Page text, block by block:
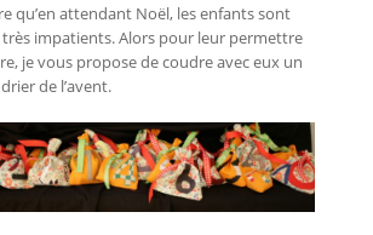
qu’en attendant Noël, les enfants sont
impatients. Alors pour leur permettre
je vous propose de coudre avec eux un
de l’avent.